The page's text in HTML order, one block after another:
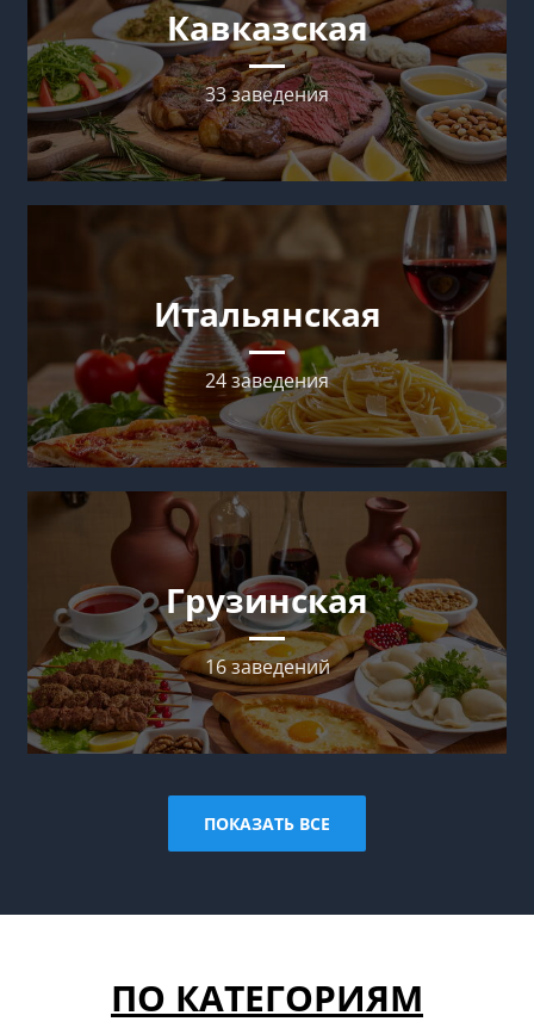
Кавказская
33 заведения
Итальянская
24 заведения
Грузинская
16 заведений
ПОКАЗАТЬ ВСЕ
ПО КАТЕГОРИЯМ